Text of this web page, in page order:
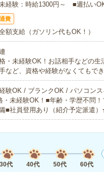
経験：時給1300円～ ■週払い
費
額支給（ガソリン代もOK！）
・未経験OK！お話相手などの
など、資格や経験がなくてもで
験OK / ブランクOK / パソコン
・未経験OK！■年齢・学歴不問
■社員登用あり（紹介予定派遣
30代 40代 50代 60代